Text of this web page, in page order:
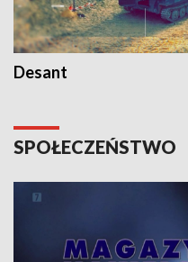
Desant
SPOŁECZEŃSTWO